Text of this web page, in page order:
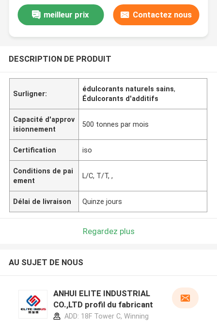
meilleur prix Contactez nous
DESCRIPTION DE PRODUIT
Surligner:
édulcorants naturels sains,
Édulcorants d'additifs
Capacité d'approv
isionnement
500 tonnes par mois
Certification iso
Conditions de pai
ement
L/C, T/T, ,
Délai de livraison Quinze jours
Regardez plus
AU SUJET DE NOUS
ANHUI ELITE INDUSTRIAL
CO.,LTD profil du fabricant
ADD: 18F Tower C, Winning